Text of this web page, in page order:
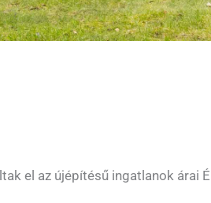
el az újépítésű ingatlanok árai